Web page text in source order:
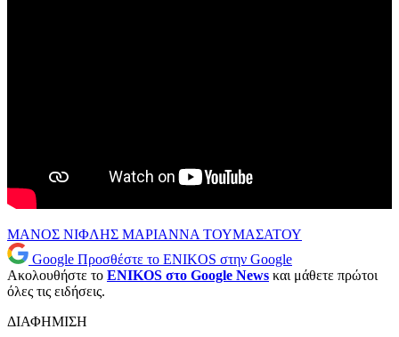
ΜΑΝΟΣ ΝΙΦΛΗΣ ΜΑΡΙΑΝΝΑ ΤΟΥΜΑΣΑΤΟΥ
Google Προσθέστε το ENIKOS στην Google
Ακολουθήστε το ENIKOS στο Google News και μάθετε πρώτοι
όλες τις ειδήσεις.
ΔΙΑΦΗΜΙΣΗ